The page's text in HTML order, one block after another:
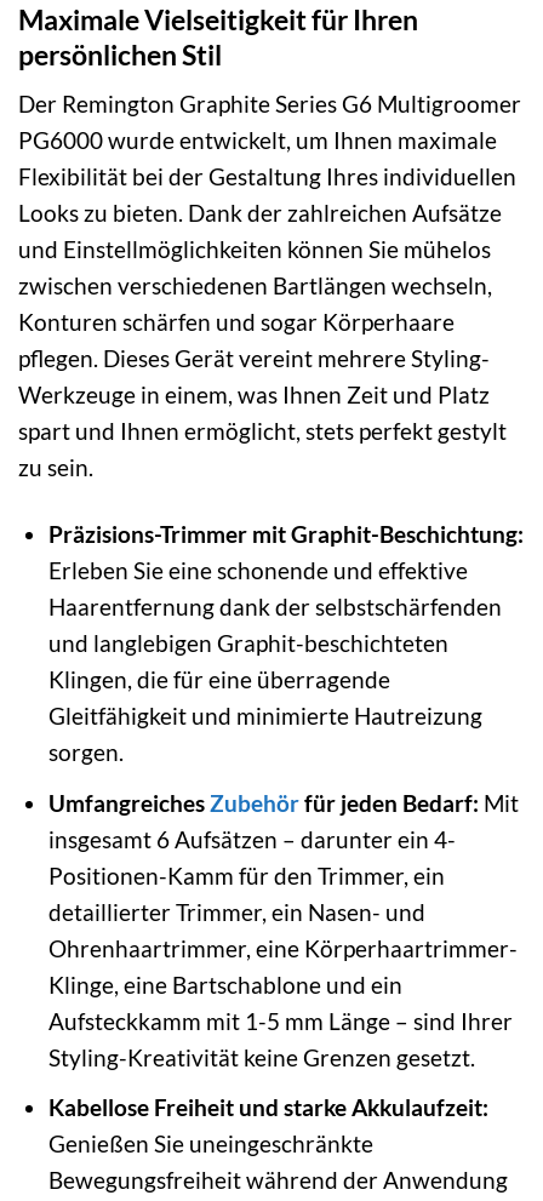
Maximale Vielseitigkeit für Ihren
persönlichen Stil
Der Remington Graphite Series G6 Multigroomer
PG6000 wurde entwickelt, um Ihnen maximale
Flexibilität bei der Gestaltung Ihres individuellen
Looks zu bieten. Dank der zahlreichen Aufsätze
und Einstellmöglichkeiten können Sie mühelos
zwischen verschiedenen Bartlängen wechseln,
Konturen schärfen und sogar Körperhaare
pflegen. Dieses Gerät vereint mehrere Styling-
Werkzeuge in einem, was Ihnen Zeit und Platz
spart und Ihnen ermöglicht, stets perfekt gestylt
zu sein.
Präzisions-Trimmer mit Graphit-Beschichtung:
Erleben Sie eine schonende und effektive
Haarentfernung dank der selbstschärfenden
und langlebigen Graphit-beschichteten
Klingen, die für eine überragende
Gleitfähigkeit und minimierte Hautreizung
sorgen.
Umfangreiches Zubehörfür jeden Bedarf: Mit
insgesamt 6 Aufsätzen – darunter ein 4-
Positionen-Kamm für den Trimmer, ein
detaillierter Trimmer, ein Nasen- und
Ohrenhaartrimmer, eine Körperhaartrimmer-
Klinge, eine Bartschablone und ein
Aufsteckkamm mit 1-5 mm Länge – sind Ihrer
Styling-Kreativität keine Grenzen gesetzt.
Kabellose Freiheit und starke Akkulaufzeit:
Genießen Sie uneingeschränkte
Bewegungsfreiheit während der Anwendung